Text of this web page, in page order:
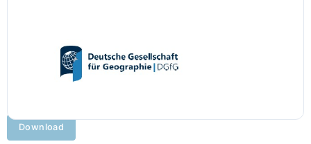
Download